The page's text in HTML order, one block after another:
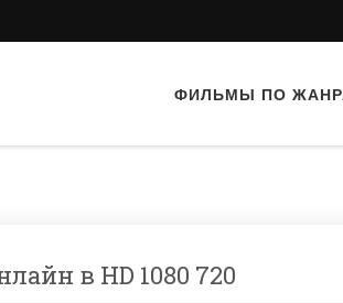
ФИЛЬМЫ ПО
в HD 1080 720